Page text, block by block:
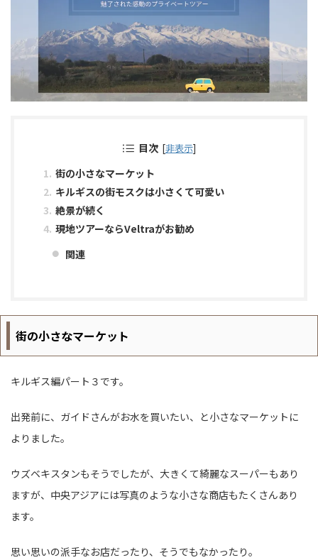
目次 [非表示]
街の小さなマーケット
キルギスの街モスクは小さくて可愛い
絶景が続く
現地ツアーならVeltraがお勧め
関連
街の小さなマーケット
キルギス編パート３です。
出発前に、ガイドさんがお水を買いたい、と小さなマーケットに
よりました。
ウズベキスタンもそうでしたが、大きくて綺麗なスーパーもあり
ますが、中央アジアには写真のような小さな商店もたくさんあり
ます。
思い思いの派手なお店だったり、そうでもなかったり。